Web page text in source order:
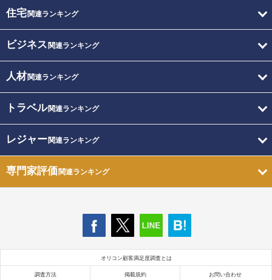
住宅関連ランキング
ビジネス 関連ランキング
人材関連ランキング
トラベル関連ランキング
レジャー関連ランキング
専門家評価関連ランキング
オリコン顧客満足度調査とは
調査方法 掲載規約 お問い合わせ